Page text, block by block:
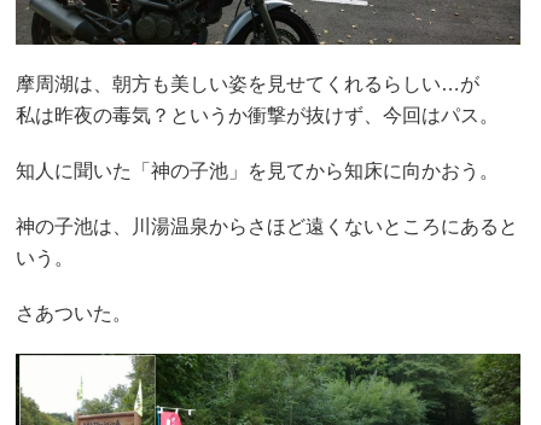
摩周湖は、朝方も美しい姿を見せてくれるらしい…が
私は昨夜の毒気？というか衝撃が抜けず、今回はパス。
知人に聞いた「神の子池」を見てから知床に向かおう。
神の子池は、川湯温泉からさほど遠くないところにあると
いう。
さあついた。